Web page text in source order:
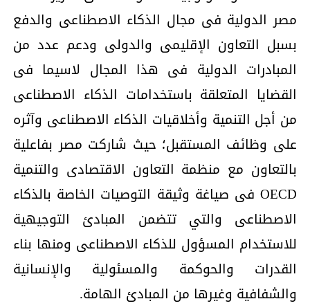
مصر الدولية فى مجال الذكاء الاصطناعى والدفع
بسبل التعاون الإقليمى والدولى ودعم عدد من
المبادرات الدولية فى هذا المجال لاسيما فى
القضايا المتعلقة باستخدامات الذكاء الاصطناعى
من أجل التنمية وأخلاقيات الذكاء الاصطناعى وآثره
على وظائف المستقبل؛ حيث شاركت مصر بفاعلية
بالتعاون مع منظمة التعاون الاقتصادى والتنمية
OECD فى صياغة وثيقة التوصيات الخاصة بالذكاء
الاصطناعى والتي تتضمن المبادئ التوجيهية
للاستخدام المسؤول للذكاء الاصطناعى ومنها بناء
القدرات والحوكمة والمسئولية والإنسانية
والشفافية وغيرها من المبادئ الهامة.